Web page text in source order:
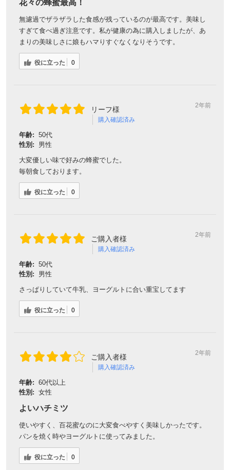
花々の蜂蜜最高！
無濾過でザラザラした食感が残っているのが最高です。美味し
すぎて食べ過ぎ注意です。私が健康の為に購入しましたが、あ
まりの美味しさに娘もハマりすぐなくなりそうです。
役に立った 0
リーフ様
購入確認済み
2年前
年齢: 50代
性別:
男性
大変優しい味で好みの蜂蜜でした。
毎朝食しております。
役に立った 0
ご購入者様
購入確認済み
2年前
年齢: 50代
性別:
男性
さっぱりしていて牛乳、ヨーグルトに合い重宝してます
役に立った 0
ご購入者様
購入確認済み
2年前
年齢: 60代以上
性別: 女性
よいハチミツ
使いやすく、百花蜜なのに大変食べやすく美味しかったです。
パンを焼く時やヨーグルトに使ってみました。
役に立った 0